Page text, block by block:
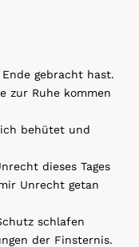
gebracht hast.
zur Ruhe kommen
behütet und
dieses Tages
Unrecht getan
schlafen
der Finsternis.